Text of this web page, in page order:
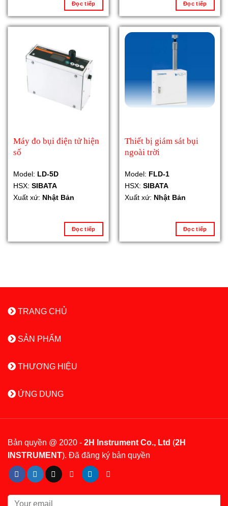
Đọc tiếp Đọc tiếp
Máy đo bụi điện tử hiện
số
Model: LD-5D
HSX: SIBATA
Xuất xứ: Nhật Bản
Đọc tiếp
Thiết bị giám sát bụi
ngoài trời
Model: FLD-1
HSX: SIBATA
Xuất xứ: Nhật Bản
Đọc tiếp
TRANG CHỦ
SẢN PHẨM
THƯƠNG HIỆU
ỨNG DỤNG
Bản quyền @ 2020 - 2H Instrument Co., Ltd (2H
INSTRUMENT). Đã đăng ký bản quyền